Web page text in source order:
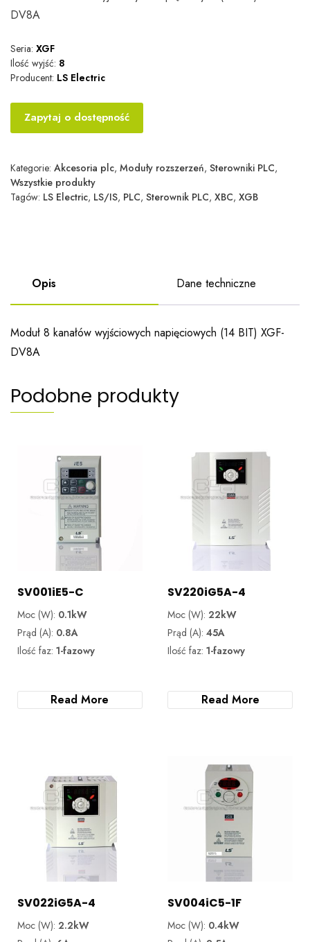
DV8A
Seria: XGF
Ilość wyjść: 8
Producent: LS Electric
Zapytaj o dostępność
Kategorie: Akcesoria plc, Moduły rozszerzeń, Sterowniki PLC,
Wszystkie produkty
Tagów: LS Electric, LS/IS, PLC, Sterownik PLC, XBC, XGB
Opis Dane techniczne
Moduł 8 kanałów wyjściowych napięciowych (14 BIT) XGF-
DV8A
Podobne produkty
SV001iE5-C
Moc (W): 0.1kW
Prąd (A): 0.8A
Ilość faz: 1-fazowy
Read More
SV220iG5A-4
Moc (W): 22kW
Prąd (A):45A
Ilość faz:1-fazowy
Read More
SV022iG5A-4
Moc (W): 2.2kW
SV004iC5-1F
Moc (W): 0.4kW